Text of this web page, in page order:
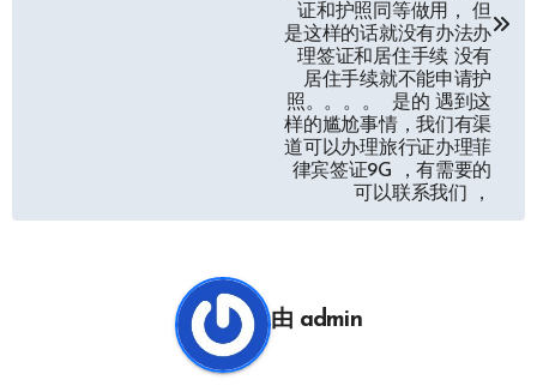
证和护照同等做用， 但
是这样的话就没有办法办
理签证和居住手续 没有
居住手续就不能申请护
照。。。。 是的 遇到这
样的尴尬事情，我们有渠
道可以办理旅行证办理菲
律宾签证9G ，有需要的
可以联系我们 ，
由 admin